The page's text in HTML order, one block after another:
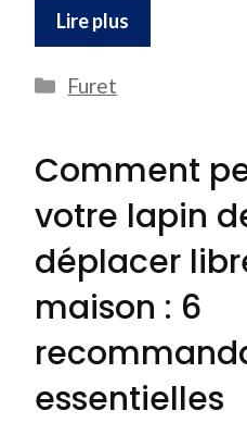
Lire plus
Catégories
Furet
Comment
votre lapin
déplacer
maison : 6
essentielles